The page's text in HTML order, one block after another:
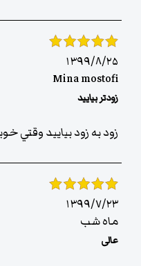
۱۳۹۹/۸/۲۵
Mina mostofi
زودتر بياييد
زود به زود بياييد وقتي
۱۳۹۹/۷/۲۳
ماه شب
عالى